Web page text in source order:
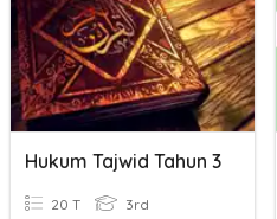
Hukum Tajwid Tahun 3
20 T 3rd